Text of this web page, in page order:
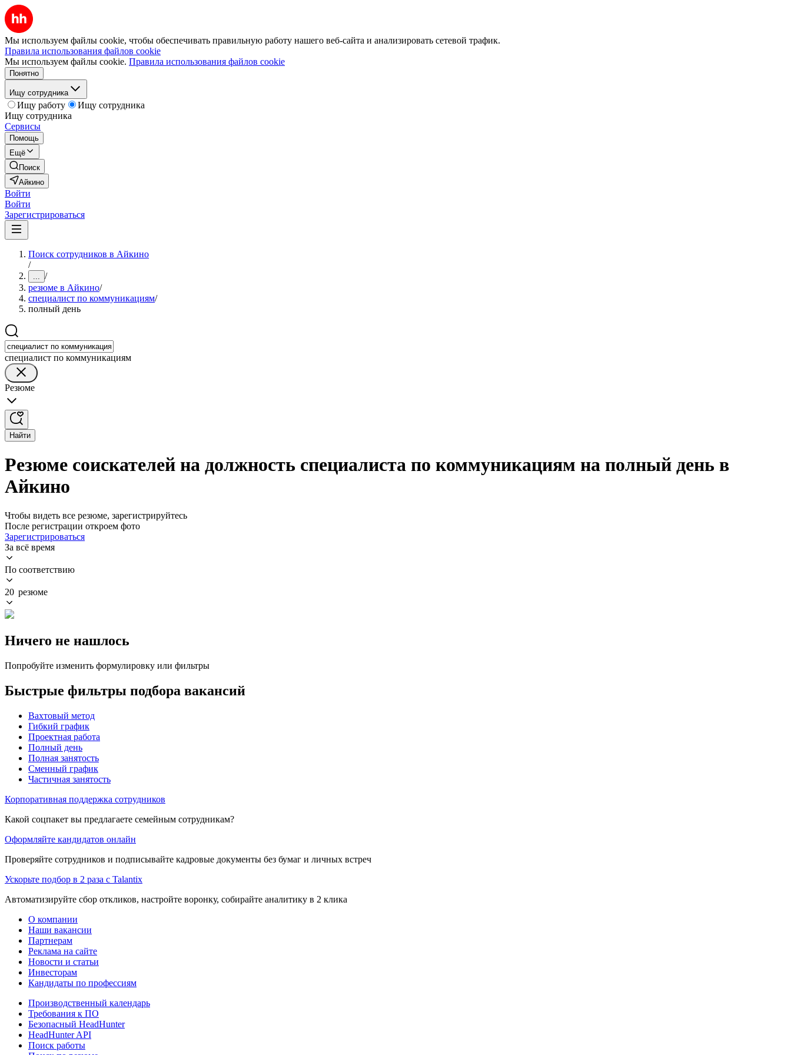
Мы используем файлы cookie, чтобы обеспечивать правильную работу нашего веб-сайта и анализировать сетевой трафик.
Правила использования файлов cookie
Мы используем файлы cookie. Правила использования файлов cookie
Понятно
Ищу сотрудника
Ищу работу
Ищу сотрудника
Ищу сотрудника
Сервисы
Помощь
Ещё
Поиск
Айкино
Войти
Войти
Зарегистрироваться
Поиск сотрудников в Айкино
/
... /
резюме в Айкино/
специалист по коммуникациям/
полный день
специалист по коммуникациям
Резюме
Найти
Резюме соискателей на должность специалиста по коммуникациям на полный день в
Айкино
Чтобы видеть все резюме, зарегистрируйтесь
После регистрации откроем фото
Зарегистрироваться
За всё время
По соответствию
20 резюме
Ничего не нашлось
Попробуйте изменить формулировку или фильтры
Быстрые фильтры подбора вакансий
Вахтовый метод
Гибкий график
Проектная работа
Полный день
Полная занятость
Сменный график
Частичная занятость
Корпоративная поддержка сотрудников
Какой соцпакет вы предлагаете семейным сотрудникам?
Оформляйте кандидатов онлайн
Проверяйте сотрудников и подписывайте кадровые документы без бумаг и личных встреч
Ускорьте подбор в 2 раза с Talantix
Автоматизируйте сбор откликов, настройте воронку, собирайте аналитику в 2 клика
О компании
Наши вакансии
Партнерам
Реклама на сайте
Новости и статьи
Инвесторам
Кандидаты по профессиям
Производственный календарь
Требования к ПО
Безопасный HeadHunter
HeadHunter API
Поиск работы